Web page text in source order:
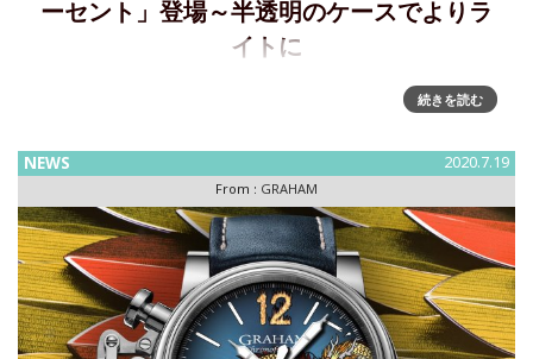
ーセント」登場～半透明のケースでよりラ
イトに
グラハム 2020 新作モデル『クロノファイター スーパーライ
トカーボン トランスルーセント(Chronofighter Superlight
続きを読む
NEWS 2020.7.19
From : GRAHAM